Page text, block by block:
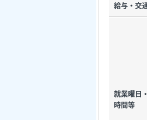
給与・交
就業曜日
時間等